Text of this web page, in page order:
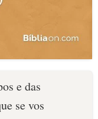
e das
se vos